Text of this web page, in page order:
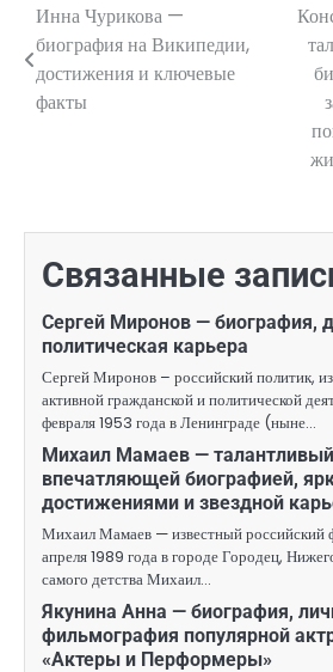
Навигация
по
записям
Инна Чурикова —
биография на Википедии,
достижения и ключевые
факты
Связанные
Сергей Миронов — биография,
политическая карьера
Сергей Миронов – российский политик,
активной гражданской и политической
февраля 1953 года в Ленинграде (ныне…
Михаил Мамаев — талантливый
впечатляющей биографией,
достижениями и звездной
Михаил Мамаев — известный российский
апреля 1989 года в городе Городец,
самого детства Михаил…
Якунина Анна — биография,
фильмография популярной
«Актеры и Перформеры»